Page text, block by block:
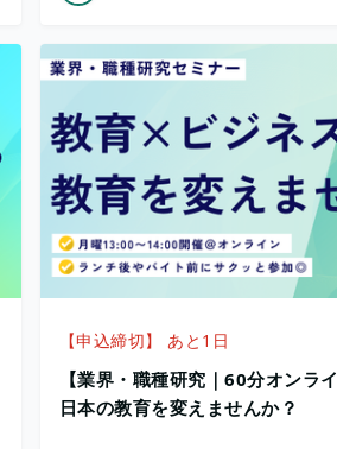
【申込締切】 あと1日
【業界・職種研究｜60分オンラ
日本の教育を変えませんか？